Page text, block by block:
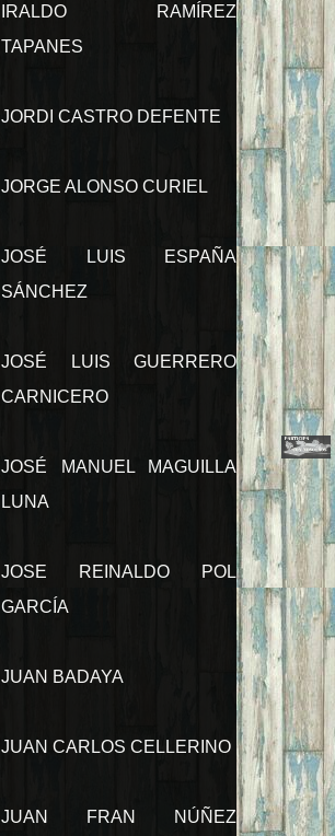
IRALDO RAMÍREZ
TAPANES
JORDI CASTRO DEFENTE
JORGE ALONSO CURIEL
JOSÉ LUIS ESPAÑA
SÁNCHEZ
JOSÉ LUIS GUERRERO
CARNICERO
JOSÉ MANUEL MAGUILLA
LUNA
JOSE REINALDO POL
GARCÍA
JUAN BADAYA
JUAN CARLOS CELLERINO
JUAN FRAN NÚÑEZ